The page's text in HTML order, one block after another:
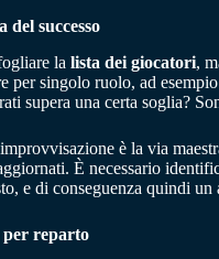
del successo
la lista dei giocatori,
per singolo ruolo, ad
supera una certa soglia?
è la via
È necessario
e di conseguenza quindi
per reparto